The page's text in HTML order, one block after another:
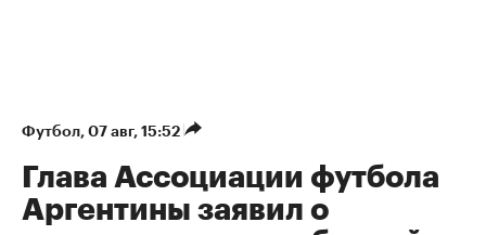
Футбол 07 авг, 15:52
Глава Ассоциации футбола
Аргентины заявил о